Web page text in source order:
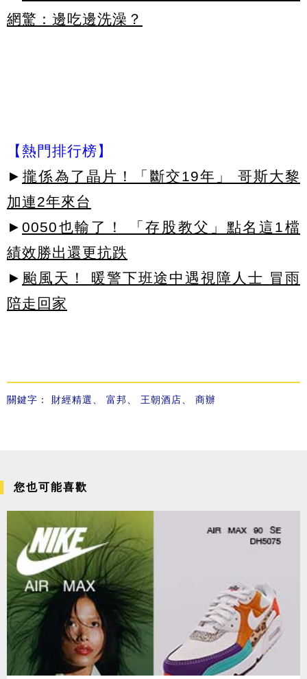
網驚：邊吃邊洗澡？
【熱門排行榜】
► 攏係為了晶片！「斷交19年」 哥斯大黎
加連2年來台
► 0050也輸了！ 「存股教父」點名這1檔
績效勝出還更抗跌
► 颱風天！ 暖警下班途中遇視障人士 冒雨
陪走回家
關鍵字： 財經精選 富邦 王朝酒店 商辦
您也可能喜歡